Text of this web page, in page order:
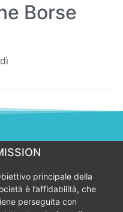
Borse
principale della
è l’affidabilità, che
perseguita con